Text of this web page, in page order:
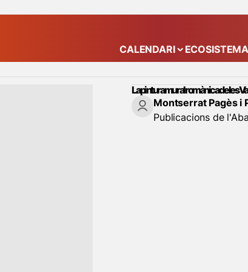
CALENDARI Mostra el
ECOSISTEMA
La pintura mural romànica de les
Montserrat Pagès i
Publicacions de